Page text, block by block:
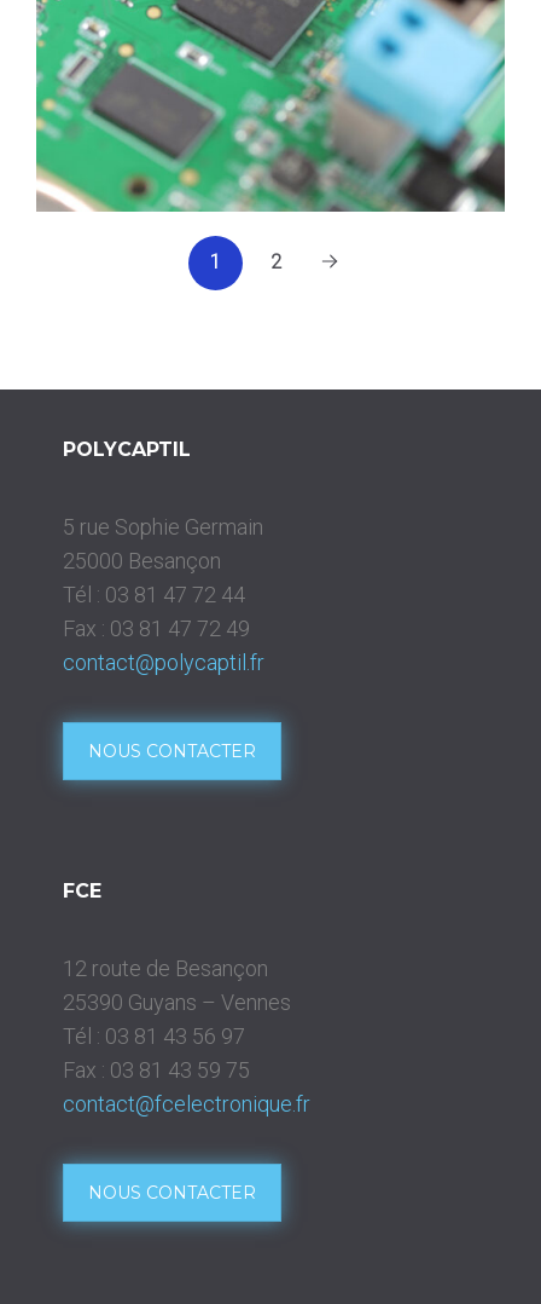
1 2
POLYCAPTIL
5 rue Sophie Germain
25000 Besançon
Tél : 03 81 47 72 44
Fax : 03 81 47 72 49
contact@polycaptil.fr
NOUS CONTACTER
FCE
12 route de Besançon
25390 Guyans – Vennes
Tél : 03 81 43 56 97
Fax : 03 81 43 59 75
contact@fcelectronique.fr
NOUS CONTACTER